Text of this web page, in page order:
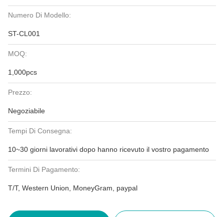
Numero Di Modello:
ST-CL001
MOQ:
1,000pcs
Prezzo:
Negoziabile
Tempi Di Consegna:
10~30 giorni lavorativi dopo hanno ricevuto il vostro pagamento
Termini Di Pagamento:
T/T, Western Union, MoneyGram, paypal